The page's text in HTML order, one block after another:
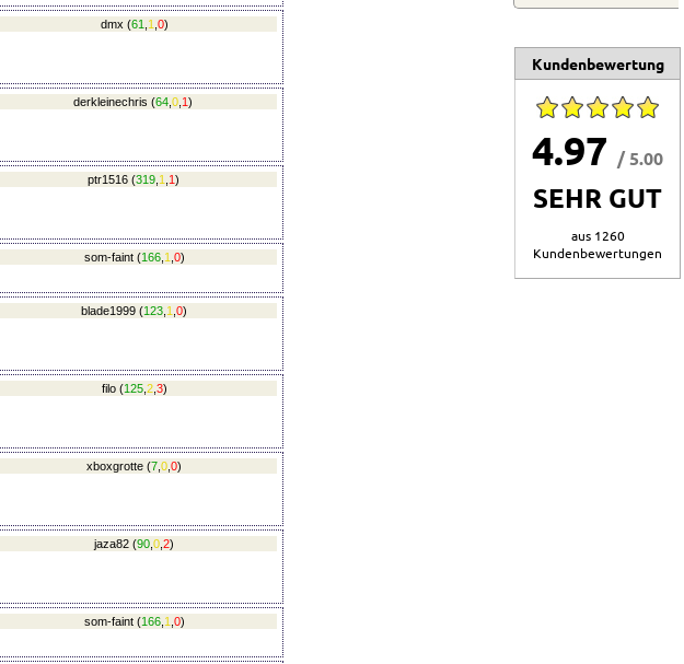
dmx (61 1 0)
derkleinechris (64 0 1)
ptr1516 (319 1 1)
som-faint (166, 1 0)
blade1999 (123, 1 0)
filo (125, 2, 3)
xboxgrotte (7 0 0)
jaza82 (90 0 2)
som-faint (166, 1 0)
Kundenbewertung
4.97 / 5.00
SEHR GUT
aus 1260
Kundenbewertungen